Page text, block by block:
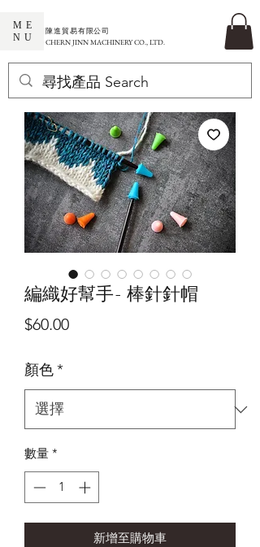
ME
NU
​陳進貿易有限公司
CHERN JINN MACHINERY CO., LTD.
編織好幫手- 棒針針帽
$60.00價
顏色*
數量 *
新增至購物車